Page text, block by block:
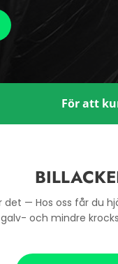
För att
det — Hos oss får du
galv- och mindre